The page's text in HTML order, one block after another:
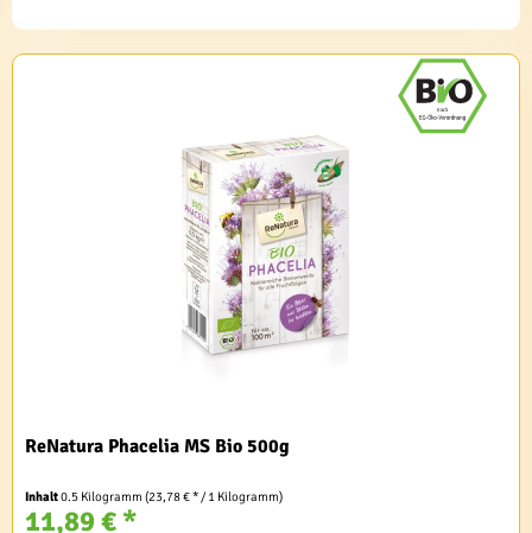
ReNatura Phacelia MS Bio 500g
Inhalt0.5 Kilogramm(23,78 € * / 1 Kilogramm)
11,89 € *